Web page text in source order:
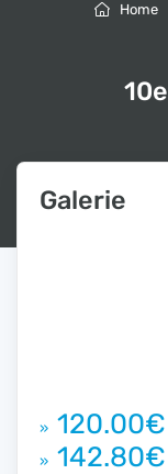
Home
Galerie
» 120.00€
» 142.80€